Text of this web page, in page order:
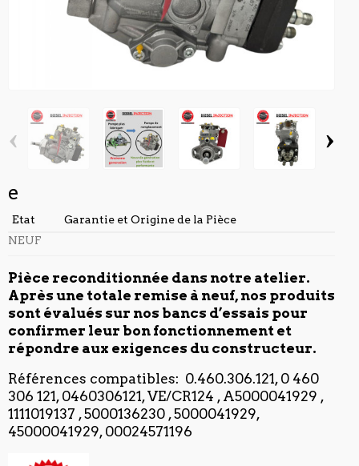
‹ ›
e
Etat
Garantie et Origine de la Pièce
NEUF
Pièce reconditionnée dans notre atelier.
Après une totale remise à neuf, nos produits
sont évalués sur nos bancs d’essais pour
confirmer leur bon fonctionnement et
répondre aux exigences du constructeur.
Références compatibles: 0.460.306.121, 0 460
306 121, 0460306121, VE/CR124 , A5000041929 ,
1111019137 , 5000136230 , 5000041929,
45000041929, 00024571196